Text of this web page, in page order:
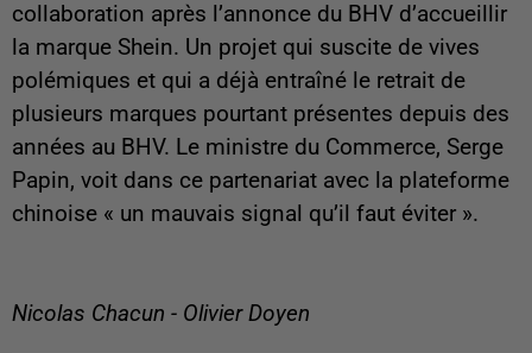
collaboration après l’annonce du BHV d’accueillir
la marque Shein. Un projet qui suscite de vives
polémiques et qui a déjà entraîné le retrait de
plusieurs marques pourtant présentes depuis des
années au BHV. Le ministre du Commerce, Serge
Papin, voit dans ce partenariat avec la plateforme
chinoise « un mauvais signal qu’il faut éviter ».
Nicolas Chacun - Olivier Doyen